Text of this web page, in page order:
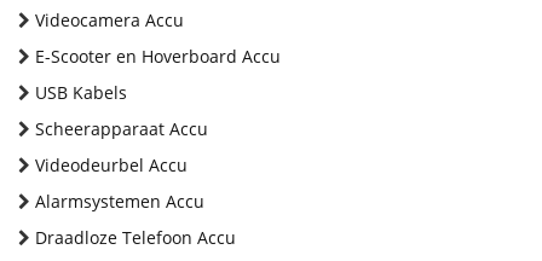
Videocamera Accu
E-Scooter en Hoverboard Accu
USB Kabels
Scheerapparaat Accu
Videodeurbel Accu
Alarmsystemen Accu
Draadloze Telefoon Accu